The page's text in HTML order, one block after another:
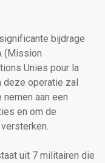
bijdrage
(Mission
Unies pour la
deze operatie zal
aan een
en om de
uit 7 militairen die